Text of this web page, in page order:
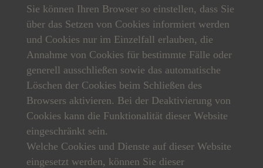
Sie können Ihren Browser so einstellen, dass Sie
über das Setzen von Cookies informiert werden
und Cookies nur im Einzelfall erlauben, die
Annahme von Cookies für bestimmte Fälle oder
generell ausschließen sowie das automatische
Löschen der Cookies beim Schließen des
Browsers aktivieren. Bei der Deaktivierung von
Cookies kann die Funktionalität dieser Website
eingeschränkt sein.
Welche Cookies und Dienste auf dieser Website
eingesetzt werden, können Sie dieser